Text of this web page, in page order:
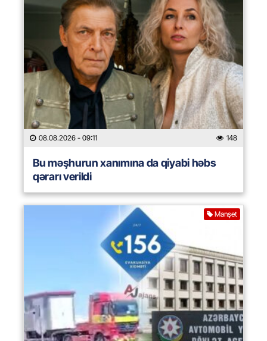
08.08.2026 - 09:11 148
Bu məşhurun xanımına da qiyabi həbs
qərarı verildi
Manşet